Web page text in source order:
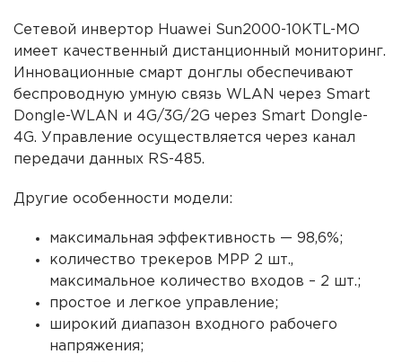
Сетевой инвертор Huawei Sun2000-10KTL-MO
имеет качественный дистанционный мониторинг.
Инновационные смарт донглы обеспечивают
беспроводную умную связь WLAN через Smart
Dongle-WLAN и 4G/3G/2G через Smart Dongle-
4G. Управление осуществляется через канал
передачи данных RS-485.
Другие особенности модели:
максимальная эффективность — 98,6%;
количество трекеров MPP 2 шт.,
максимальное количество входов – 2 шт.;
простое и легкое управление;
широкий диапазон входного рабочего
напряжения;